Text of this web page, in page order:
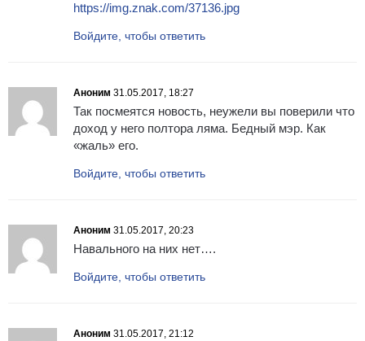
https://img.znak.com/37136.jpg
Войдите, чтобы ответить
Аноним 31.05.2017, 18:27
Так посмеятся новость, неужели вы поверили что
доход у него полтора ляма. Бедный мэр. Как
«жаль» его.
Войдите, чтобы ответить
Аноним 31.05.2017, 20:23
Навального на них нет….
Войдите, чтобы ответить
Аноним 31.05.2017, 21:12